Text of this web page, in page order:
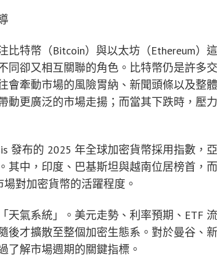
比特幣（Bitcoin）與以太坊（Ethereum）
同卻又相互關聯的角色。比特幣仍是許多
會牽動市場的風險胃納、新聞頭條以及整
動更廣泛的市場走揚；而當其下跌時，壓
發布的 2025 年全球加密貨幣採用指數，
其中，印度、巴基斯坦與越南位居榜首，
對加密貨幣的活躍程度。
天氣系統」。美元走勢、利率預期、ETF
後才擴散至整個加密生態系。對於曼谷、
了解市場週期的關鍵指標。